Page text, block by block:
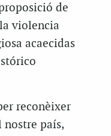
de
violencia
acaecidas
reconèixer
país,